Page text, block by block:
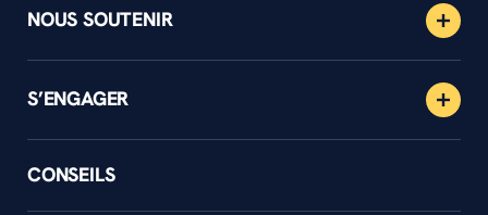
NOUS SOUTENIR
S’ENGAGER
CONSEILS